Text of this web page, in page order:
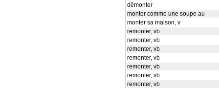
děmonter
monter comme une soupe au
monter sa maison, v
remonter, vb
remonter, vb
remonter, vb
remonter, vb
remonter, vb
remonter, vb
remonter, vb